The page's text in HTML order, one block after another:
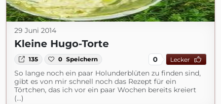
29 Juni 2014
Kleine Hugo-Torte
135 0 Speichern 0 Lecker
So lange noch ein paar Holunderblüten zu finden sind,
gibt es von mir schnell noch das Rezept für ein
Törtchen, das ich vor ein paar Wochen bereits kreiert
(...)